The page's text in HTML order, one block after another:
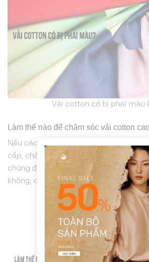
Vải cotton có bị phai màu
Làm thế nào để chăm sóc vải cotton
Nếu các nàng đang sở hữu sản phẩm
cấp, chất vải cotton có mát không và
chúng đúng cách, đảm báo chất vải
không, dưới đây là một số gợi ý quan